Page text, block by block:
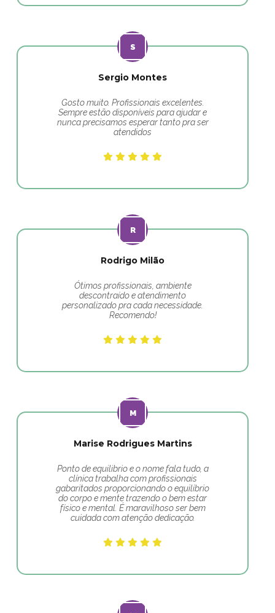
Sergio Montes
Gosto muito. Profissionais excelentes.
Sempre estão disponíveis para ajudar e
nunca precisamos esperar tanto pra ser
atendidos
Rodrigo Milão
Ótimos profissionais, ambiente
descontraído e atendimento
personalizado pra cada necessidade.
Recomendo!
Marise Rodrigues Martins
Ponto de equilibrio e o nome fala tudo, a
clínica trabalha com profissionais
gabaritados proporcionando o equilíbrio
do corpo e mente trazendo o bem estar
físico e mental. É maravilhoso ser bem
cuidada com atenção dedicação.